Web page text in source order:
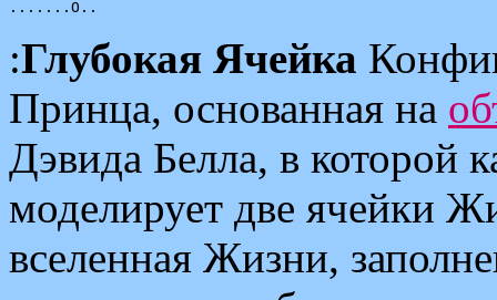
:Глубокая Ячейка
Принца, основанная на
Дэвида Белла, в которой
моделирует две ячейки
вселенная Жизни,